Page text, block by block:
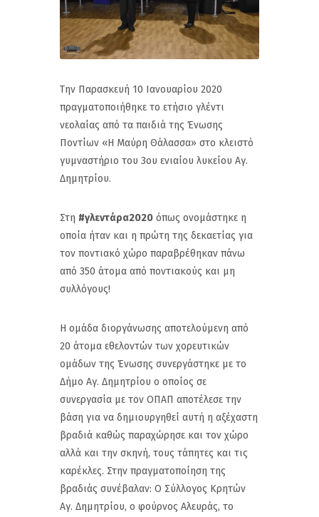
Την Παρασκευή 10 Ιανουαρίου 2020
πραγματοποιήθηκε το ετήσιο γλέντι
νεολαίας από τα παιδιά της Ένωσης
Ποντίων «Η Μαύρη Θάλασσα» στο κλειστό
γυμναστήριο του 3ου ενιαίου λυκείου Αγ.
Δημητρίου.
Στη #γλεντάρα2020 όπως ονομάστηκε η
οποία ήταν και η πρώτη της δεκαετίας για
τον ποντιακό χώρο παραβρέθηκαν πάνω
από 350 άτομα από ποντιακούς και μη
συλλόγους!
Η ομάδα διοργάνωσης αποτελούμενη από
20 άτομα εθελοντών των χορευτικών
ομάδων της Ένωσης συνεργάστηκε με το
Δήμο Αγ. Δημητρίου ο οποίος σε
συνεργασία με τον ΟΠΑΠ αποτέλεσε την
βάση για να δημιουργηθεί αυτή η αξέχαστη
βραδιά καθώς παραχώρησε και τον χώρο
αλλά και την σκηνή, τους τάπητες και τις
καρέκλες. Στην πραγματοποίηση της
βραδιάς συνέβαλαν: Ο Σύλλογος Κρητών
Αγ. Δημητρίου, ο φούρνος Αλευράς, το